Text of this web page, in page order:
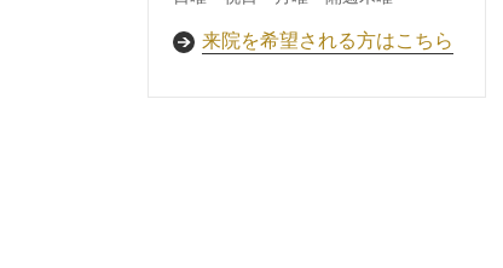
来院を希望される方はこちら